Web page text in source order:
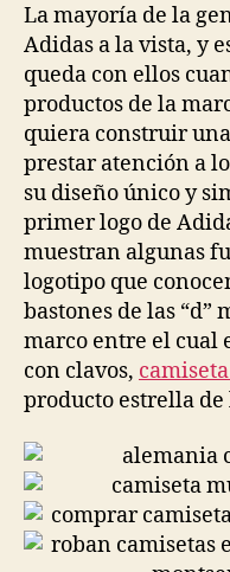
La mayoría de la
Adidas a la vista, y
queda con ellos
productos de la
quiera construir
prestar atención a
su diseño único y
primer logo de
muestran algunas
logotipo que
bastones de las “d”
marco entre el cual
con clavos,
producto estrella